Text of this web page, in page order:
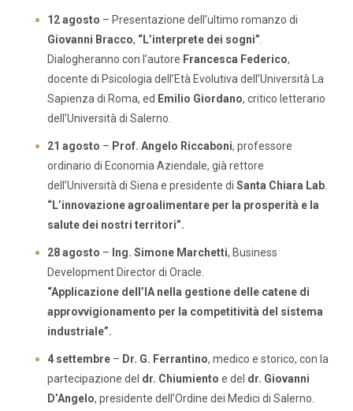
12 agosto – Presentazione dell’ultimo romanzo di
Giovanni Bracco, “L’interprete dei sogni”
Dialogheranno con l’autore Francesca Federico,
docente di Psicologia dell’Età Evolutiva dell’Università La
Sapienza di Roma, ed Emilio Giordano, critico letterario
dell’Università di Salerno.
21 agosto – Prof. Angelo Riccaboni, professore
ordinario di Economia Aziendale, già rettore
dell’Università di Siena e presidente di Santa Chiara Lab
“L’innovazione agroalimentare per la prosperità e la
salute dei nostri territori”.
28 agosto – Ing. Simone Marchetti, Business
Development Director di Oracle.
“Applicazione dell’IA nella gestione delle catene di
approvvigionamento per la competitività del sistema
industriale”.
4 settembre – Dr. G. Ferrantino, medico e storico, con la
partecipazione del dr. Chiumiento e del dr. Giovanni
D’Angelo, presidente dell’Ordine dei Medici di Salerno.